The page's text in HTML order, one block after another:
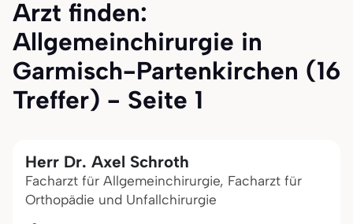
Arzt finden:
Allgemeinchirurgie in
Garmisch-Partenkirchen (16
Treffer) - Seite 1
Herr Dr. Axel Schroth
Facharzt für Allgemeinchirurgie, Facharzt für
Orthopädie und Unfallchirurgie